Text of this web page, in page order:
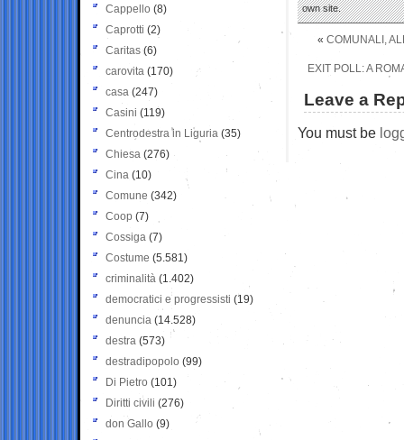
own site.
« COMUNALI,
EXIT POLL: A
Leave a
You must be
Cappello (8)
Caprotti (2)
Caritas (6)
carovita (170)
casa (247)
Casini (119)
Centrodestra in Liguria (35)
Chiesa (276)
Cina (10)
Comune (342)
Coop (7)
Cossiga (7)
Costume (5.581)
criminalità (1.402)
democratici e progressisti (19)
denuncia (14.528)
destra (573)
destradipopolo (99)
Di Pietro (101)
Diritti civili (276)
don Gallo (9)